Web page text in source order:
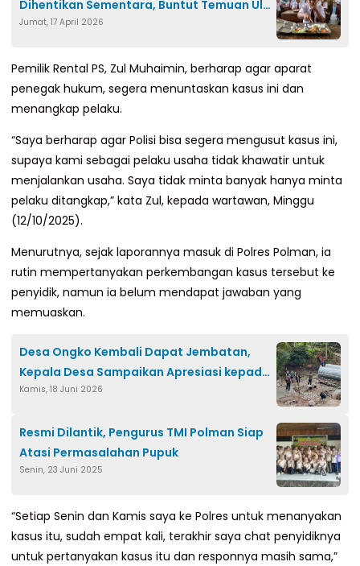
Dihentikan Sementara, Buntut Temuan Ulat
di Menu MBG
Jumat, 17 April 2026
Pemilik Rental PS, Zul Muhaimin, berharap agar aparat
penegak hukum, segera menuntaskan kasus ini dan
menangkap pelaku.
“Saya berharap agar Polisi bisa segera mengusut kasus ini,
supaya kami sebagai pelaku usaha tidak khawatir untuk
menjalankan usaha. Saya tidak minta banyak hanya minta
pelaku ditangkap,” kata Zul, kepada wartawan, Minggu
(12/10/2025).
Menurutnya, sejak laporannya masuk di Polres Polman, ia
rutin mempertanyakan perkembangan kasus tersebut ke
penyidik, namun ia belum mendapat jawaban yang
memuaskan.
Desa Ongko Kembali Dapat Jembatan,
Kepala Desa Sampaikan Apresiasi kepada
TNI
Kamis, 18 Juni 2026
Resmi Dilantik, Pengurus TMI Polman Siap
Atasi Permasalahan Pupuk
Senin, 23 Juni 2025
“Setiap Senin dan Kamis saya ke Polres untuk menanyakan
kasus itu, sudah empat kali, terakhir saya chat penyidiknya
untuk pertanyakan kasus itu dan responnya masih sama,”